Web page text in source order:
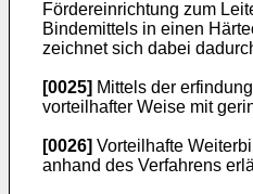
Fördereinrichtung zum
Bindemittels in einen
zeichnet sich dabei
[0025] Mittels der
vorteilhafter Weise mit
[0026] Vorteilhafte
anhand des Verfahrens